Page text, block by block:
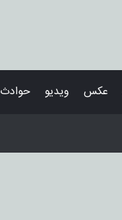
عکس ویدیو حوادث